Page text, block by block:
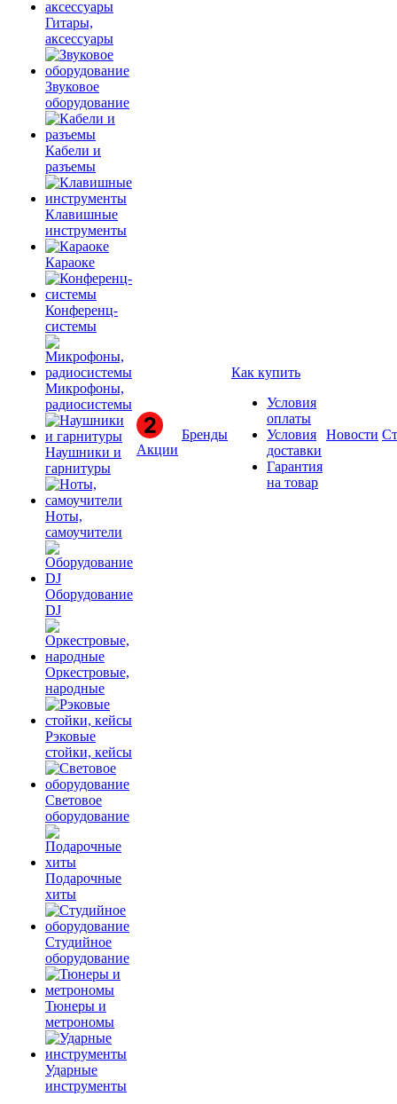
Гитары,
аксессуары
Звуковое
оборудование
Кабели и
разъемы
Клавишные
инструменты
Караоке
Конференц-
системы
Микрофоны,
радиосистемы
Наушники и
гарнитуры
Ноты,
самоучители
Оборудование
DJ
Оркестровые,
народные
Рэковые
стойки, кейсы
Световое
оборудование
Подарочные
хиты
Студийное
оборудование
Тюнеры и
метрономы
Ударные
инструменты
Акции
Бренды
Как купить
Условия
оплаты
Условия
доставки
Гарантия
на товар
Новости